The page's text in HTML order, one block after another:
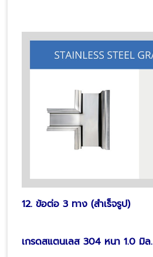
12. ข้อต่อ 3 ทาง (สำเร็จรูป)
เกรดสแตนเลส 304 หนา 1.0 มิล.